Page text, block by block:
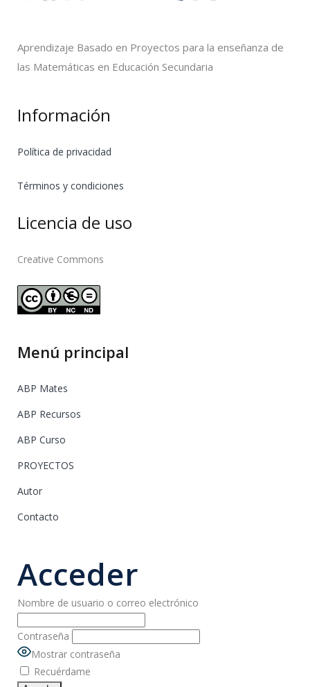
Aprendizaje Basado en Proyectos para la enseñanza de
las Matemáticas en Educación Secundaria
Información
Política de privacidad
Términos y condiciones
Licencia de uso
Creative Commons
Menú principal
ABP Mates
ABP Recursos
ABP Curso
PROYECTOS
Autor
Contacto
Acceder
Nombre de usuario o correo electrónico
Contraseña
Mostrar contraseña
Recuérdame